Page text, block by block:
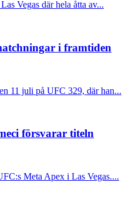
Vegas där hela åtta av...
i framtiden
11 juli på UFC 329, där han...
försvarar titeln
Meta Apex i Las Vegas....